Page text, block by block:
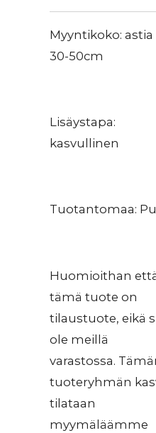
Myyntikoko: astia
30-50cm
Lisäystapa:
kasvullinen
Tuotantomaa:
Huomioithan
tämä tuote on
tilaustuote, eikä
ole meillä
varastossa.
tuoteryhmän
tilataan
myymäläämme